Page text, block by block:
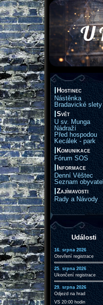
Hostinec
Nástěnka
Bradavické slety
Svět
U sv. Munga
Nádraží
Před hospodou
Kecálek - park
Komunikace
Fórum SOS
Informace
Denní Věštec
Seznam obyvatel
Zajímavosti
Rady a Návody
Události
16. srpna 2026
Otevření registrace
25. srpna 2026
Ukončení registrace
29. srpna 2026
Odjezd na hrad
VS 20:00 hodin